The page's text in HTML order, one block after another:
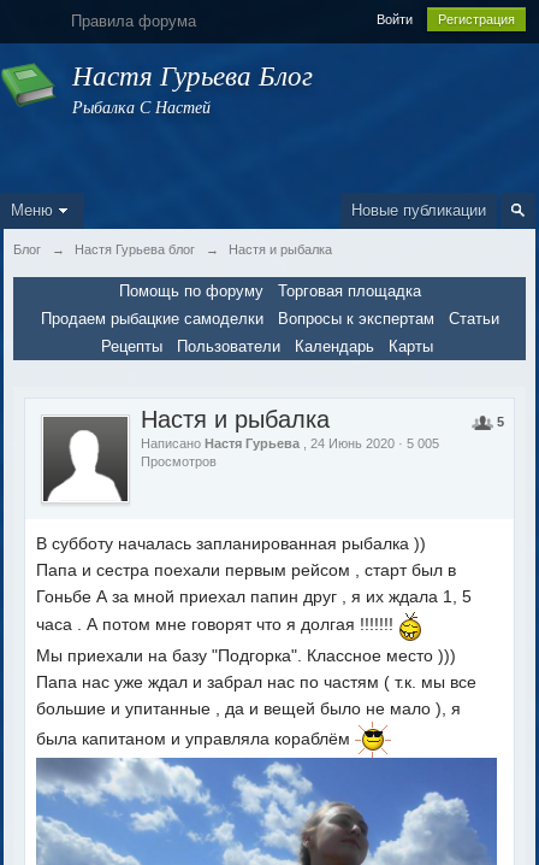
Правила форума Войти Регистрация
Настя Гурьева Блог
Рыбалка С Настей
Новые публикации
Меню
Блог → Настя Гурьева блог → Настя и рыбалка
Помощь по форуму
Торговая площадка
Продаем рыбацкие самоделки
Вопросы к экспертам
Статьи
Рецепты
Пользователи Календарь Карты
5
Настя и рыбалка
НаписаноНастя Гурьева
, 24 Июнь 2020 · 5 005
Просмотров
В субботу началась запланированная рыбалка ))
Папа и сестра поехали первым рейсом , старт был в
Гоньбе А за мной приехал папин друг , я их ждала 1, 5
часа . А потом мне говорят что я долгая !!!!!!!
Мы приехали на базу "Подгорка". Классное место )))
Папа нас уже ждал и забрал нас по частям ( т.к. мы все
большие и упитанные , да и вещей было не мало ), я
была капитаном и управляла кораблём